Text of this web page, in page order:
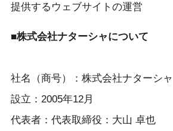
提供するウェブサイトの運営
■株式会社ナターシャについて
社名（商号）：株式会社ナターシャ
設立：2005年12月
代表者：代表取締役：大山 卓也